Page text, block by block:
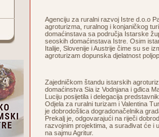
Agenciju za ruralni razvoj Istre d.o.o
agroturizma, ruralnog i konjaničkog
domaćinstava sa područja Istarske
seoskih domaćinstava Istre. Osim
Italije, Slovenije i Austrije čime su se
agroturizam dopunska djelatnost
Zajedničkom štandu istarskih
domaćinstva Sia iz Vodnjana i gđica
Luciju posijetila i delegacija
Odjela za ruralni turizam i Valentina
je dobrodošlica dogradonačelnika
Prekalj je, odgovarajući na riječi
razvojnim projektima, a surađivat će i
na sajmu Agritur.